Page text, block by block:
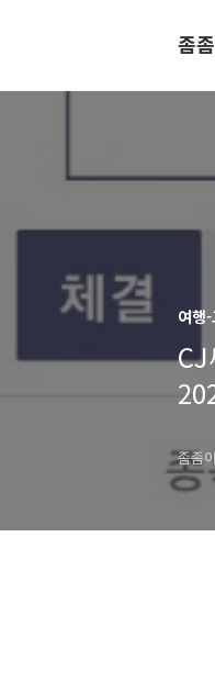
좀
여행
CJ
좀좀